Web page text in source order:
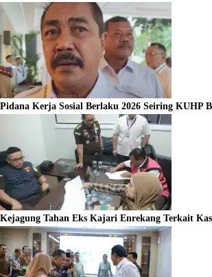
Pidana Kerja Sosial Berlaku 2026 Seiring KUHP
Kejagung Tahan Eks Kajari Enrekang Terkait